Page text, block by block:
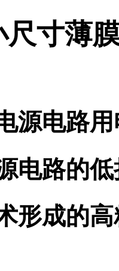
寸薄
源电路
电路的
形成的